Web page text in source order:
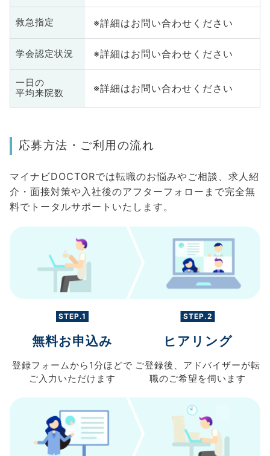
救急指定 ※詳細はお問い合わせください
学会認定状況 ※詳細はお問い合わせください
一日の
平均来院数
※詳細はお問い合わせください
応募方法・ご利用の流れ
マイナビDOCTORでは転職のお悩みやご相談、求人紹
介・面接対策や入社後のアフターフォローまで完全無
料でトータルサポートいたします。
STEP.1
無料お申込み
登録フォームから 1分ほどで
ご入力 いただけます
STEP.2
ヒアリング
ご登録後、 アドバイザーが転
職のご希望を伺います